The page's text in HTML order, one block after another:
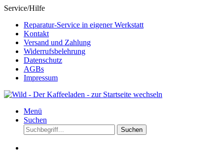
Service/Hilfe
Reparatur-Service in eigener Werkstatt
Kontakt
Versand und Zahlung
Widerrufsbelehrung
Datenschutz
AGBs
Impressum
Menü
Suchen
Suchen